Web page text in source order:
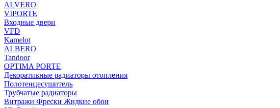
ALVERO
VIPORTE
Входные двери
VFD
Kamelot
ALBERO
Tandoor
OPTIMA PORTE
Декоративные радиаторы отопления
Полотенцесушитель
Трубчатые радиаторы
Витражи Фрески Жидкие обои